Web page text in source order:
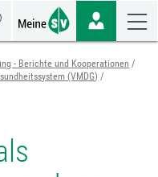
- Berichte und Kooperationen
(VMDG)